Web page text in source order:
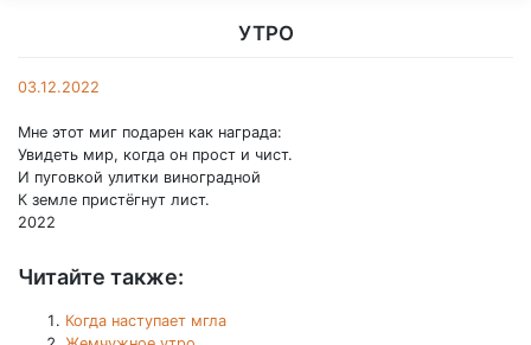
УТРО
03.12.2022
Мне этот миг подарен как награда:
Увидеть мир, когда он прост и чист.
И пуговкой улитки виноградной
К земле пристёгнут лист.
2022
Читайте также:
Когда наступает мгла